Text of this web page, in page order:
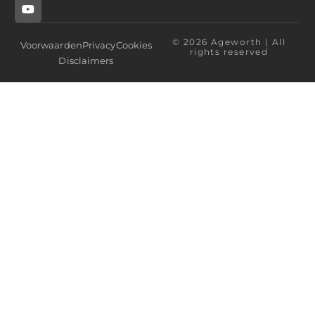
© 2026 Ageworth | All
rights reserved
VoorwaardenPrivacyCookies
Disclaimers